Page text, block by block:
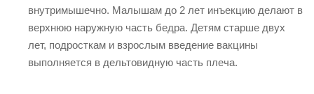
внутримышечно. Малышам до 2 лет инъекцию делают в
верхнюю наружную часть бедра. Детям старше двух
лет, подросткам и взрослым введение вакцины
выполняется в дельтовидную часть плеча.